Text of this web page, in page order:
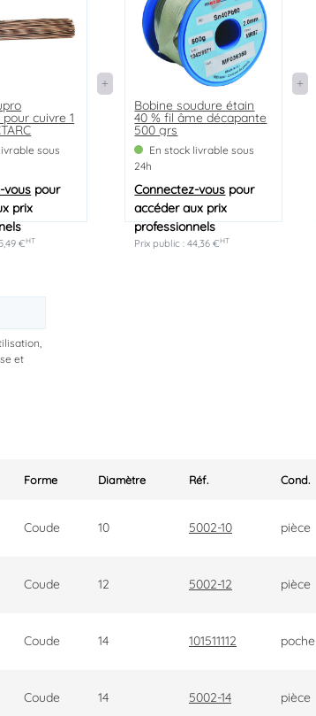
cuivre 1
sous
vous pour
prix
€HT
Bobine soudure étain
40 % fil âme décapante
500 grs
En stock livrable sous
24h
Connectez-vous pour
accéder aux prix
professionnels
Prix public : 44,36 €HT
et
Forme Diamètre Réf. Cond.
Coude 10 5002-10 pièce
Coude 12 5002-12 pièce
Coude 14 101511112 poche
Coude 14 5002-14 pièce